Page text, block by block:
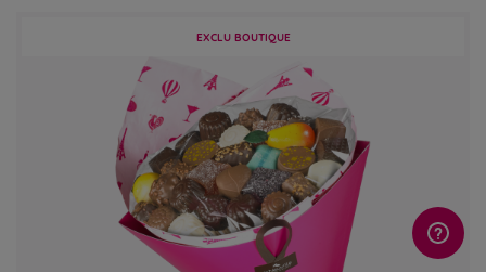
EXCLU BOUTIQUE